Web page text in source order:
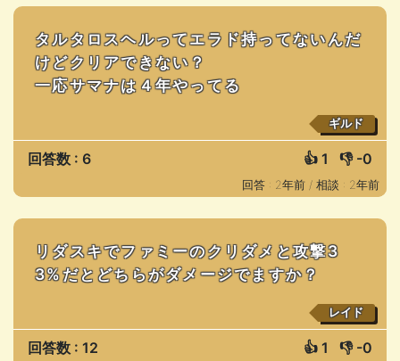
タルタロスヘルってエラド持ってないんだ
けどクリアできない？
一応サマナは４年やってる
ギルド
回答数 : 6 👍 1 👎 -0
回答 : 2年前 / 相談 : 2年前
リダスキでファミーのクリダメと攻撃3
3%だとどちらがダメージでますか？
レイド
回答数 : 12 👍 1 👎 -0